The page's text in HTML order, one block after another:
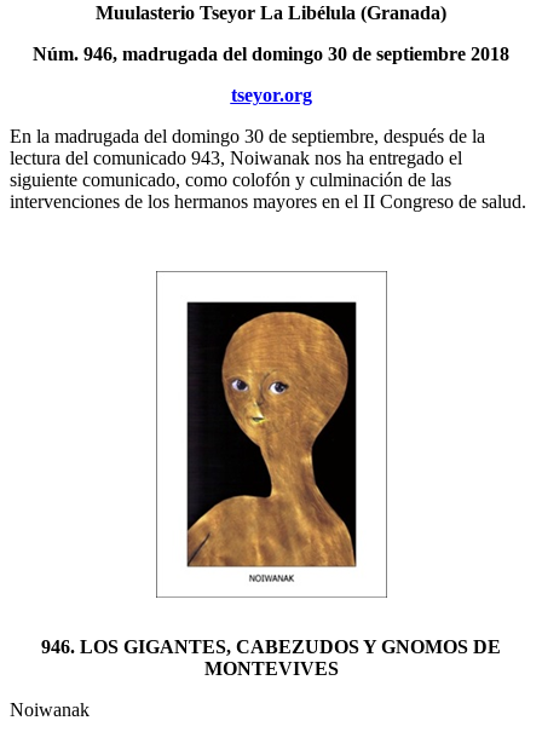
Muulasterio Tseyor La Libélula (Granada)
Núm. 946, madrugada del domingo 30 de septiembre 2018
tseyor.org
En la madrugada del domingo 30 de septiembre, después de la
lectura del comunicado 943, Noiwanak nos ha entregado el
siguiente comunicado, como colofón y culminación de las
intervenciones de los hermanos mayores en el II Congreso de salud.
946. LOS GIGANTES, CABEZUDOS Y GNOMOS DE
MONTEVIVES
Noiwanak